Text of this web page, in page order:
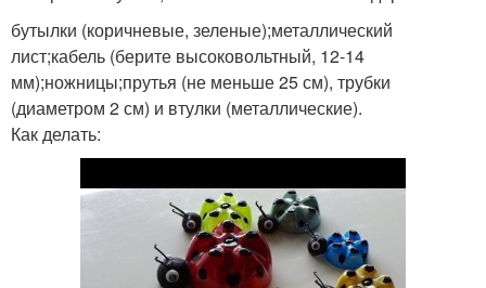
бутылки (коричневые, зеленые);металлический
лист;кабель (берите высоковольтный, 12-14
мм);ножницы;прутья (не меньше 25 см), трубки
(диаметром 2 см) и втулки (металлические).
Как делать: